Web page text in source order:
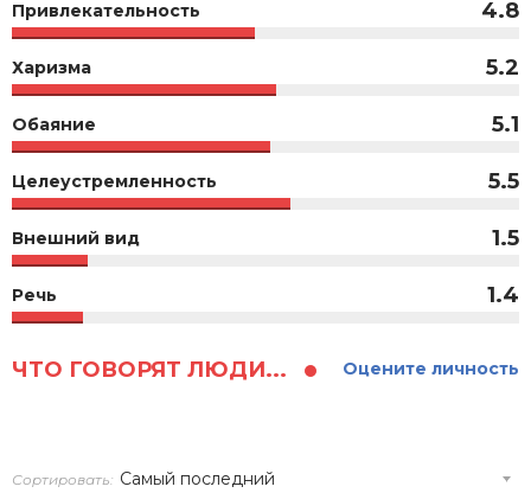
Привлекательность 4.8
Харизма 5.2
Обаяние 5.1
Целеустремленность 5.5
Внешний вид 1.5
Речь 1.4
ЧТО ГОВОРЯТ ЛЮДИ... Оцените личность
Сортировать: